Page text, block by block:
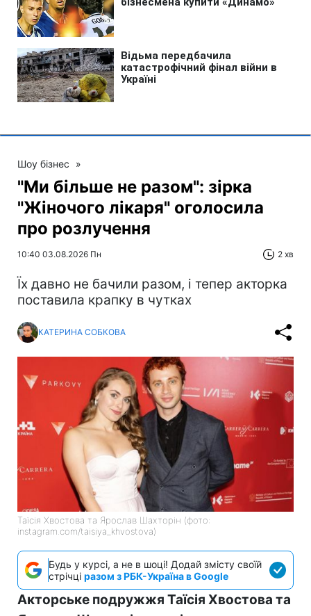
Шоу бізнес »
"Ми більше не разом": зірка
"Жіночого лікаря" оголосила
про розлучення
10:40 03.08.2026 Пн 2 хв
Їх давно не бачили разом, і тепер акторка
поставила крапку в чутках
КАТЕРИНА СОБКОВА
Таїсія Хвостова та Ярослав Шахторін (фото:
instagram.com/taisiya_khvostova)
Будь у курсі, а не в шоці! Додай змісту своїй
стрічці разом з РБК-Україна в Google
Акторське подружжя Таїсія Хвостова та